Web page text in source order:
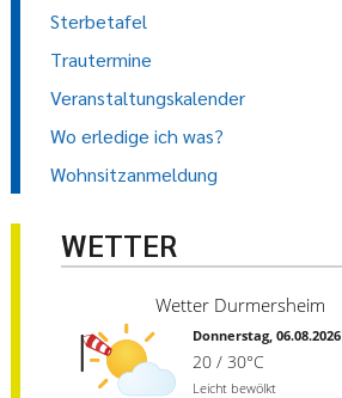
Sterbetafel
Trautermine
Veranstaltungskalender
Wo erledige ich was?
Wohnsitzanmeldung
WETTER
Wetter Durmersheim
Donnerstag, 06.08.2026
20 / 30°C
Leicht bewölkt